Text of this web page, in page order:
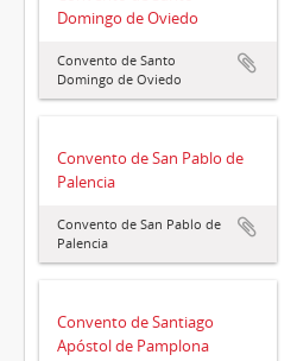
Domingo de Oviedo
Convento de Santo
Domingo de Oviedo
Convento de San Pablo de
Palencia
Convento de San Pablo de
Palencia
Convento de Santiago
Apóstol de Pamplona